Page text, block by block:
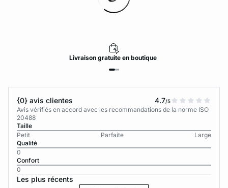
Livraisongratuiteen boutique
{0} avis clientes 4.7/5
Avis vérifiés en accord avec les recommandations de la norme ISO
20488
Taille
Petit
Parfaite
Large
Qualité
0
Confort
0
Les plus récents